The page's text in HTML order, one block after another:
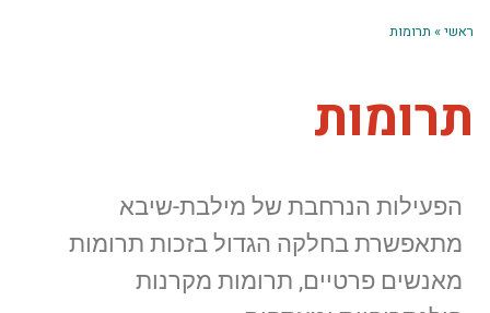
ראשי» תרומות
תרומות
הפעילות הנרחבת של מילבת-שיבא
מתאפשרת בחלקה הגדול בזכות תרומות
מאנשים פרטיים, תרומות מקרנות